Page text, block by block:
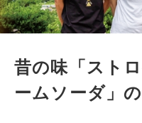
昔の味「スト
ームソーダ」の